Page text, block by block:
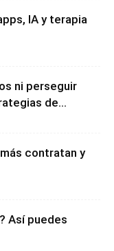
IA y terapia
ni perseguir
de...
contratan y
Así puedes